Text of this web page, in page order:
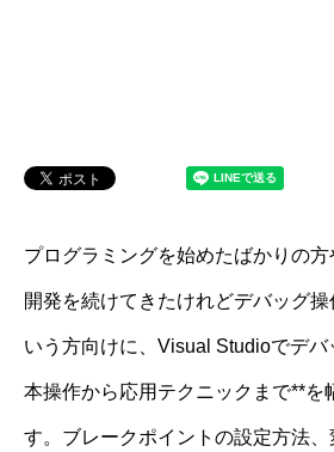
プログラミングを始めたばかりの
開発を続けてきたけれどデバッグ
いう方向けに、Visual Studioでデバ
本操作から応用テクニックまで**を
す。ブレークポイントの設定方法